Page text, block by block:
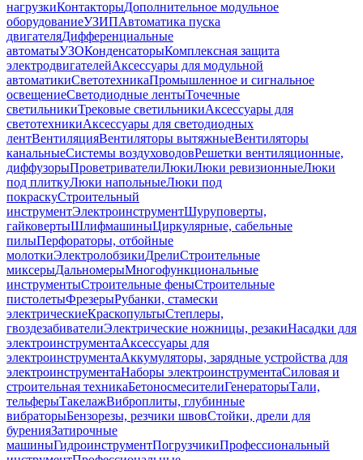
нагрузкиКонтакторыДополнительное модульное
оборудованиеУЗИПАвтоматика пуска
двигателяДифференциальные
автоматыУЗОКонденсаторыКомплексная защита
электродвигателейАксессуары для модульной
автоматикиСветотехникаПромышленное и сигнальное
освещениеСветодиодные лентыТочечные
светильникиТрековые светильникиАксессуары для
светотехникиАксессуары для светодиодных
лентВентиляцияВентиляторы вытяжныеВентиляторы
канальныеСистемы воздуховодовРешетки вентиляционные,
диффузорыПроветривателиЛюкиЛюки ревизионныеЛюки
под плиткуЛюки напольныеЛюки под
покраскуСтроительный
инструментЭлектроинструментШуруповерты,
гайковертыШлифмашиныЦиркулярные, сабельные
пилыПерфораторы, отбойные
молоткиЭлектролобзикиДрелиСтроительные
миксерыДальномерыМногофункциональные
инструментыСтроительные феныСтроительные
пистолетыФрезерыРубанки, стамески
электрическиеКраскопультыСтеплеры,
гвоздезабивателиЭлектрические ножницы, резакиНасадки для
электроинструментаАксессуары для
электроинструментаАккумуляторы, зарядные устройства для
электроинструментаНаборы электроинструментаСиловая и
строительная техникаБетоносмесителиГенераторыТали,
тельферыТакелажВиброплиты, глубинные
вибраторыБензорезы, резчики швовСтойки, дрели для
буренияЗатирочные
машиныГидроинструментПогрузчикиПрофессиональный